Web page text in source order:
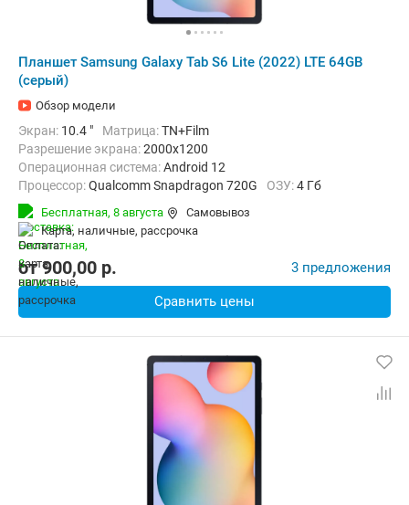
Планшет Samsung Galaxy Tab S6 Lite (2022) LTE 64GB
(серый)
Обзор модели
Экран: 10.4 " Матрица:TN+Film
Разрешение экрана:2000x1200
Операционная система:Android 12
Процессор:Qualcomm Snapdragon 720G ОЗУ:4 Гб
Встроенная память:
Беспроводная связь:
4G (LTE), Bluetooth, Wi-Fi
Комплектация:
Перо (стилус)
Бесплатная, 8 августа
Самовывоз
карта, наличные, рассрочка
от900,00 p. 3 предложения
Сравнить цены